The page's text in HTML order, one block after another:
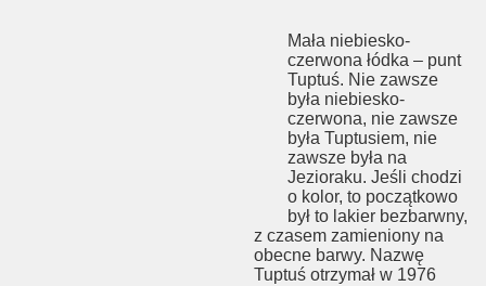
Mała niebiesko-
czerwona łódka – punt
Tuptuś. Nie zawsze
była niebiesko-
czerwona, nie zawsze
była Tuptusiem, nie
zawsze była na
Jezioraku. Jeśli chodzi
o kolor, to początkowo
był to lakier bezbarwny,
z czasem zamieniony na
obecne barwy. Nazwę
Tuptuś otrzymał w 1976